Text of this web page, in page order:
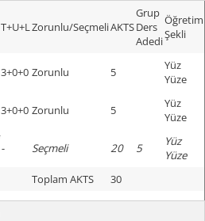
T+U+LZorunlu/SeçmeliAKTS
Grup
Ders
Adedi
Öğretim
Şekli
3+0+0 Zorunlu 5
Yüz
Yüze
3+0+0 Zorunlu 5
Yüz
Yüze
- Seçmeli 20 5
Yüz
Yüze
Toplam AKTS
30